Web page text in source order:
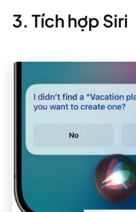
3. Tích hợp Siri